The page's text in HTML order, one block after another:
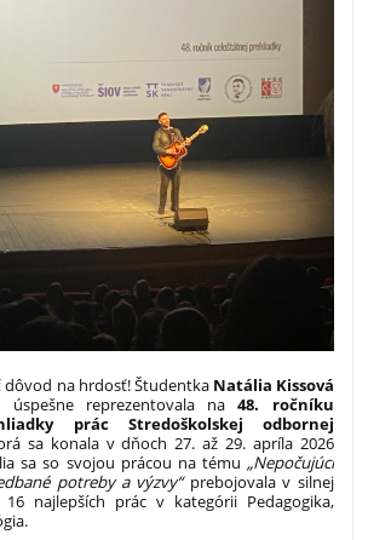
dôvod na hrdosť! Študentka Natália Kissová
reprezentovala na48. ročníku
prác Stredoškolskej odbornej
sa konala v dňoch 27. až 29. apríla 2026
sa so svojou prácou na tému „Nepočujúci
potreby a výzvy“ prebojovala v silnej
najlepších prác v kategórii Pedagogika,